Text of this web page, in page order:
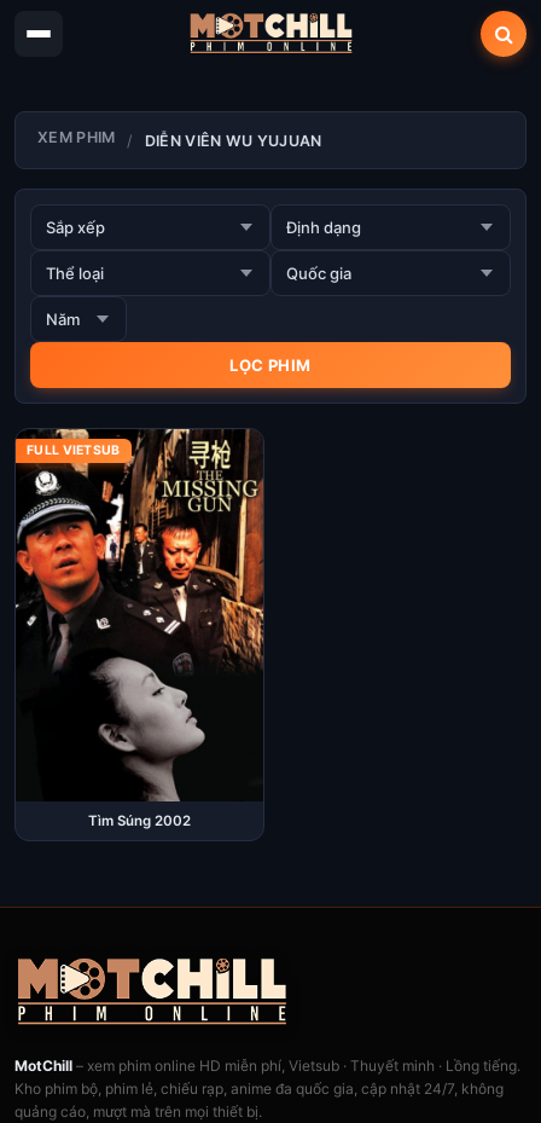
XEM PHIM DIỄN VIÊN WU YUJUAN
FULL VIETSUB
Tìm Súng 2002
MotChill – xem phim online HD miễn phí, Vietsub · Thuyết minh · Lồng tiếng.
Kho phim bộ, phim lẻ, chiếu rạp, anime đa quốc gia, cập nhật 24/7, không
quảng cáo, mượt mà trên mọi thiết bị.